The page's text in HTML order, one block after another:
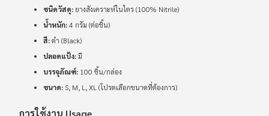
ชนิดวัสดุ: ยางสังเคราะห์ไนไตร (100% Nitrile)
น้ำหนัก:4 กรัม (ต่อชิ้น)
สี:ดำ (Black)
ปลอดแป้ง:มี
บรรจุภัณฑ์: 100 ชิ้น/กล่อง
ขนาด: S, M, L, XL (โปรดเลือกขนาดที่ต้องการ)
การใช้งาน Usage